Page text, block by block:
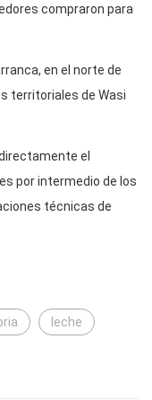
compraron para
en el norte de
territoriales de Wasi
el
por intermedio de los
técnicas de
leche